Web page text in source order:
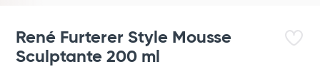
René Furterer Style Mousse
Sculptante 200 ml